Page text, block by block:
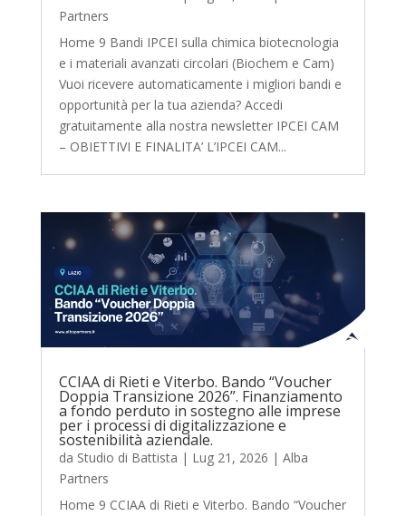
Partners
Home 9 Bandi IPCEI sulla chimica biotecnologia
e i materiali avanzati circolari (Biochem e Cam)
Vuoi ricevere automaticamente i migliori bandi e
opportunità per la tua azienda? Accedi
gratuitamente alla nostra newsletter IPCEI CAM
– OBIETTIVI E FINALITA’ L’IPCEI CAM...
CCIAA di Rieti e Viterbo. Bando “Voucher
Doppia Transizione 2026”. Finanziamento
a fondo perduto in sostegno alle imprese
per i processi di digitalizzazione e
sostenibilità aziendale.
da Studio di Battista | Lug 21, 2026 | Alba
Partners
Home 9 CCIAA di Rieti e Viterbo. Bando “Voucher